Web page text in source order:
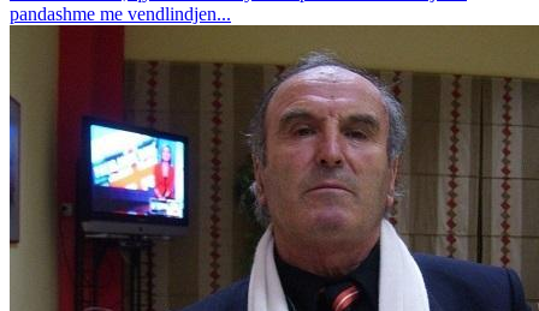
pandashme me vendlindjen...